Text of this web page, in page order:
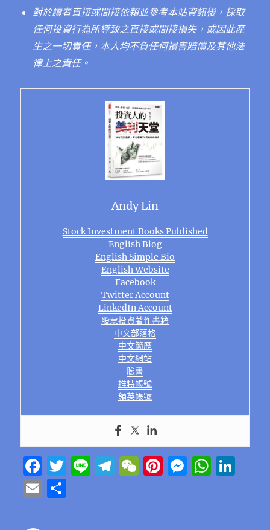
對於讀者直接或間接依賴並參考本站資訊後，採取
任何投資行為所導致之直接或間接損失，或因此產
生之一切責任，本人均不負任何損害賠償及其他法
律上之責任。
Andy Lin
Stock Investment Books Published
English Blog
English Simple Bio
English Website
Facebook
Twitter Account
LinkedIn Account
股票投資著作書籍
中文部落格
中文簡歷
中文網站
臉書
推特帳號
領英帳號
F
a
c
T
it
Li
e
T
e
W
C
Pi
te
M
ss
W
at k
E
m 享